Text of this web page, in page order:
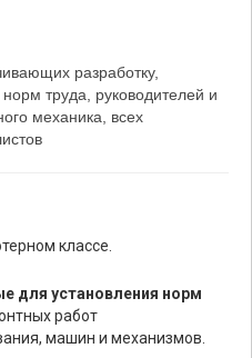
разработку,
труда, руководителей и
механика, всех
классе.
для установления норм
работ
машин и механизмов.